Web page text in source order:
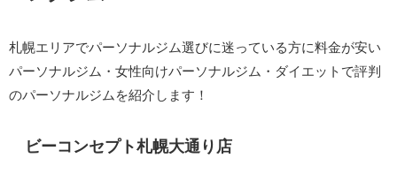
札幌エリアでパーソナルジム選びに迷っている方に料金が安い
パーソナルジム・女性向けパーソナルジム・ダイエットで評判
のパーソナルジムを紹介します！
ビーコンセプト札幌大通り店